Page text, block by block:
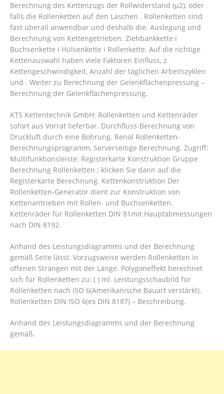
Berechnung des Kettenzugs der Rollwiderstand (μ2), oder
falls die Rollenketten auf den Laschen . Rollenketten sind
fast überall anwendbar und deshalb die. Auslegung und
Berechnung von Kettengetrieben. Ziehbankkette i
Buchsenkette i Hülsenkette i Rollenkette. Auf die richtige
Kettenauswahl haben viele Faktoren Einfluss, z.
Kettengeschwindigkeit, Anzahl der täglichen Arbeitszyklen
und . Weiter zu Berechnung der Gelenkflächenpressung –
Berechnung der Gelenkflächenpressung.
KTS Kettentechnik GmbH: Rollenketten und Kettenräder
sofort aus Vorrat lieferbar. Durchfluss-Berechnung von
Druckluft durch eine Bohrung. Renol Rollenketten-
Berechnungsprogramm, Serverseitige Berechnung. Zugriff:
Multifunktionsleiste: Registerkarte Konstruktion Gruppe
Berechnung Rollenketten ; klicken Sie dann auf die
Registerkarte Berechnung. Kettenkonstruktion Der
Rollenketten-Generator dient zur Konstruktion von
Kettenantrieben mit Rollen- und Buchsenketten.
Kettenräder für Rollenketten DIN 81mit Hauptabmessungen
nach DIN 8192.
Anhand des Leistungsdiagramms und der Berechnung
gemäß Seite lässt. Vorzugsweise werden Rollenketten in
offenen Strängen mit der Länge. Polygoneffekt berechnet
sich für Rollenketten zu: ( ) ml. Leistungsschaubild für
Rollenketten nach ISO 6(Amerikanische Bauart verstärkt).
Rollenketten DIN ISO 6(ex DIN 8187) – Beschreibung.
Anhand des Leistungsdiagramms und der Berechnung
gemäß.